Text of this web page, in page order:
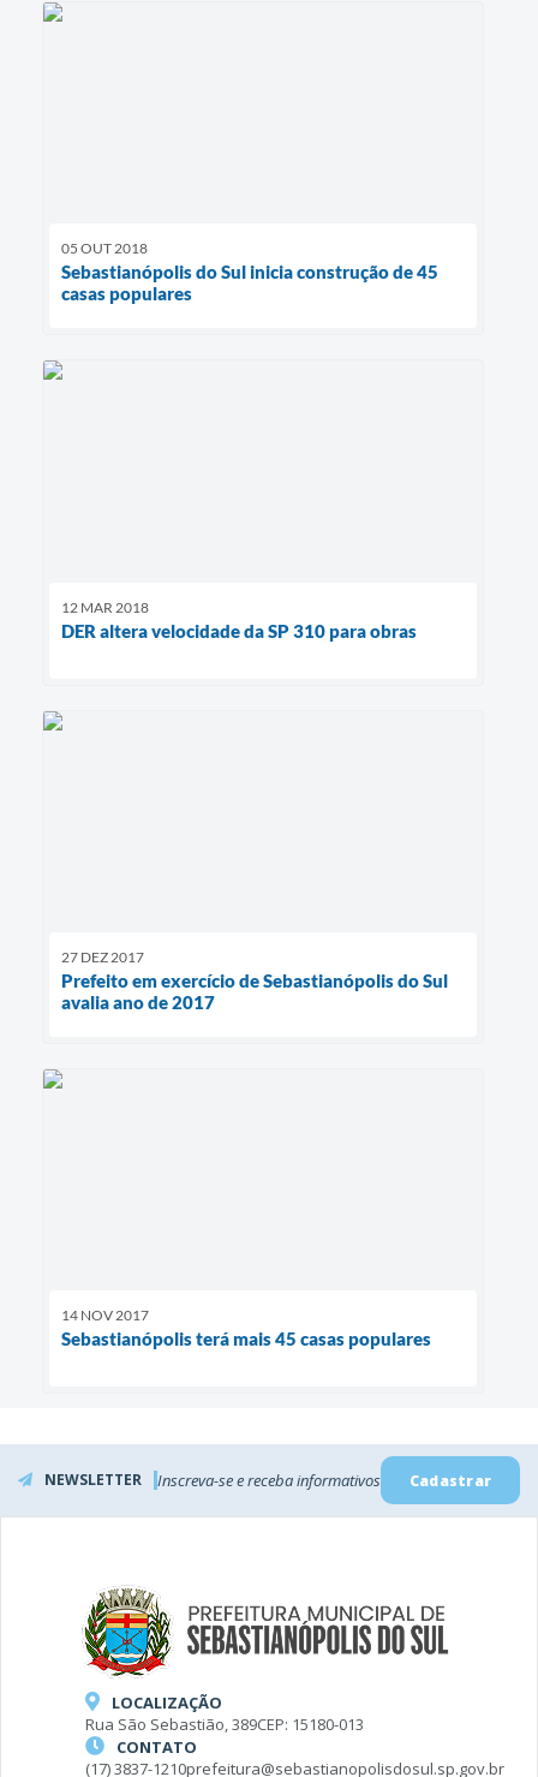
05 OUT 2018
Sebastianópolis do Sul inicia construção de 45
casas populares
12 MAR 2018
DER altera velocidade da SP 310 para obras
27 DEZ 2017
Prefeito em exercício de Sebastianópolis do Sul
avalia ano de 2017
14 NOV 2017
Sebastianópolis terá mais 45 casas populares
NEWSLETTER Inscreva-se e receba informativos Cadastrar
LOCALIZAÇÃO
Rua São Sebastião, 389CEP: 15180-013
CONTATO
(17) 3837-1210prefeitura@sebastianopolisdosul.sp.gov.br